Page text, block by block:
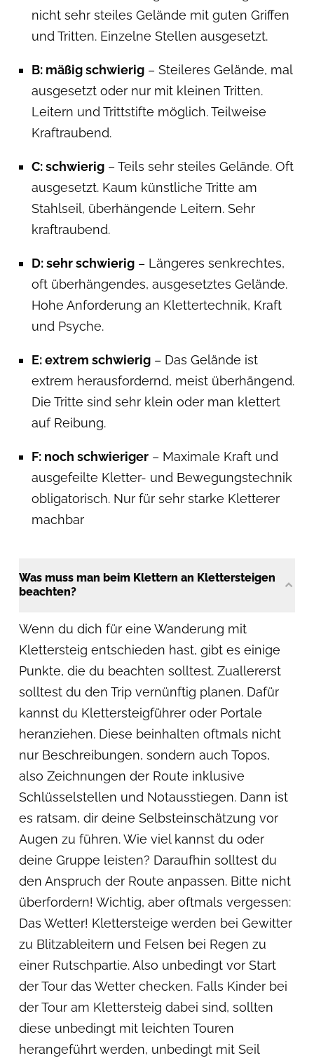
nicht sehr steiles Gelände mit guten Griffen
und Tritten. Einzelne Stellen ausgesetzt.
B: mäßig schwierig – Steileres Gelände, mal
ausgesetzt oder nur mit kleinen Tritten.
Leitern und Trittstifte möglich. Teilweise
Kraftraubend.
C: schwierig – Teils sehr steiles Gelände. Oft
ausgesetzt. Kaum künstliche Tritte am
Stahlseil, überhängende Leitern. Sehr
kraftraubend.
D: sehr schwierig – Längeres senkrechtes,
oft überhängendes, ausgesetztes Gelände.
Hohe Anforderung an Klettertechnik, Kraft
und Psyche.
E: extrem schwierig – Das Gelände ist
extrem herausfordernd, meist überhängend.
Die Tritte sind sehr klein oder man klettert
auf Reibung.
F: noch schwieriger – Maximale Kraft und
ausgefeilte Kletter- und Bewegungstechnik
obligatorisch. Nur für sehr starke Kletterer
machbar
Was muss man beim Klettern an Klettersteigen
beachten?
Wenn du dich für eine Wanderung mit
Klettersteig entschieden hast, gibt es einige
Punkte, die du beachten solltest. Zuallererst
solltest du den Trip vernünftig planen. Dafür
kannst du Klettersteigführer oder Portale
heranziehen. Diese beinhalten oftmals nicht
nur Beschreibungen, sondern auch Topos,
also Zeichnungen der Route inklusive
Schlüsselstellen und Notausstiegen. Dann ist
es ratsam, dir deine Selbsteinschätzung vor
Augen zu führen. Wie viel kannst du oder
deine Gruppe leisten? Daraufhin solltest du
den Anspruch der Route anpassen. Bitte nicht
überfordern! Wichtig, aber oftmals vergessen:
Das Wetter! Klettersteige werden bei Gewitter
zu Blitzableitern und Felsen bei Regen zu
einer Rutschpartie. Also unbedingt vor Start
der Tour das Wetter checken. Falls Kinder bei
der Tour am Klettersteig dabei sind, sollten
diese unbedingt mit leichten Touren
herangeführt werden, unbedingt mit Seil